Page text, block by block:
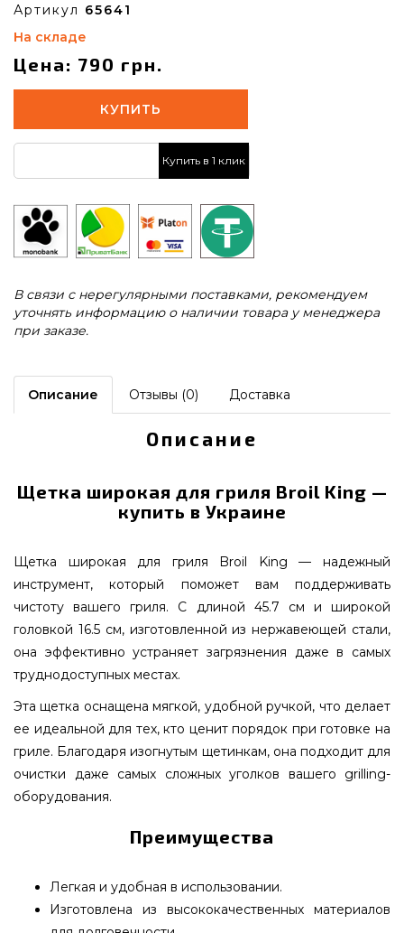
Артикул 65641
На складе
Цена: 790 грн.
КУПИТЬ
Купить в 1 клик
В связи с нерегулярными поставками, рекомендуем
уточнять информацию о наличии товара у менеджера
при заказе.
Описание Отзывы (0) Доставка
Описание
Щетка широкая для гриля Broil King —
купить в Украине
Щетка широкая для гриля Broil King — надежный
инструмент, который поможет вам поддерживать
чистоту вашего гриля. С длиной 45.7 см и широкой
головкой 16.5 см, изготовленной из нержавеющей стали,
она эффективно устраняет загрязнения даже в самых
труднодоступных местах.
Эта щетка оснащена мягкой, удобной ручкой, что делает
ее идеальной для тех, кто ценит порядок при готовке на
гриле. Благодаря изогнутым щетинкам, она подходит для
очистки даже самых сложных уголков вашего grilling-
оборудования.
Преимущества
Легкая и удобная в использовании.
Изготовлена из высококачественных материалов